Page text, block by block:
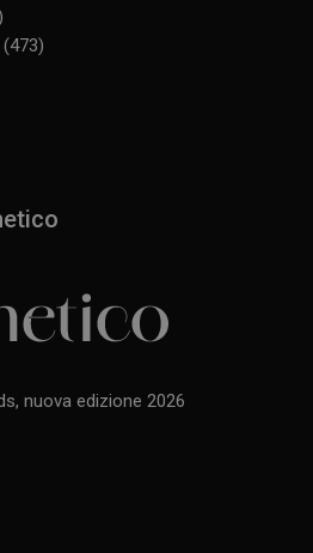
(473)
nuova edizione 2026